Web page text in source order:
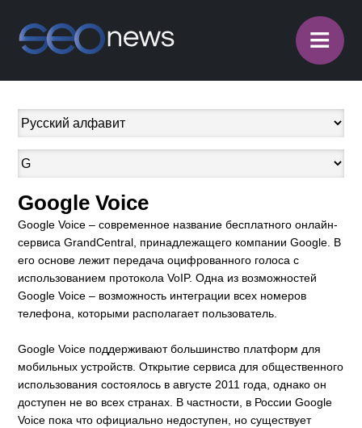
≡
Google Voice
Google Voice – современное название бесплатного онлайн-
сервиса GrandCentral, принадлежащего компании Google. В
его основе лежит передача оцифрованного голоса с
использованием протокола VoIP. Одна из возможностей
Google Voice – возможность интеграции всех номеров
телефона, которыми располагает пользователь.
Google Voice поддерживают большинство платформ для
мобильных устройств. Открытие сервиса для общественного
использования состоялось в августе 2011 года, однако он
доступен не во всех странах. В частности, в России Google
Voice пока что официально недоступен, но существует